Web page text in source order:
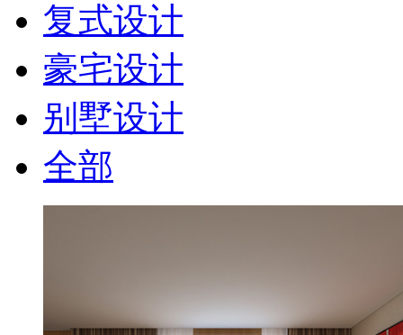
复式设计
豪宅设计
别墅设计
全部